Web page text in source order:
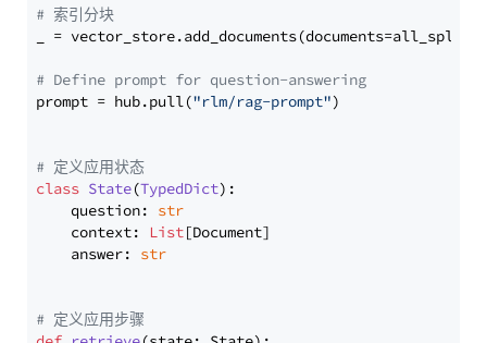
# 索引分块
_ = vector_store.add_documents(documents=all_splits)
# Define prompt for question-answering
prompt = hub.pull("rlm/rag-prompt")
# 定义应用状态
class State(TypedDict):
    question:
str
    context:
List[Document]
    answer:
str
# 定义应用步骤